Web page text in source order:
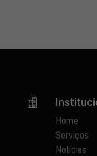

Home
Serviços
Notícias